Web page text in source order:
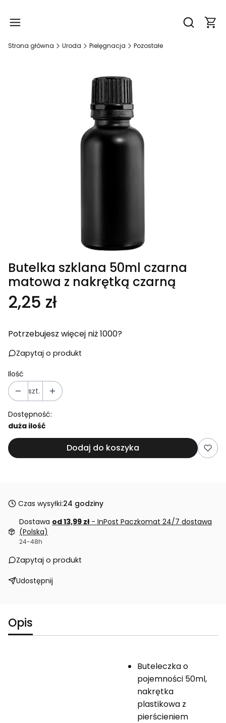
Otwórz
Strona główna Uroda Pielęgnacja Pozostałe
Butelka szklana 50ml czarna
matowa z nakrętką czarną
Cena
2,25 zł
Potrzebujesz więcej niż 1000?
Zapytaj o produkt
Ilość
szt.
Dostępność:
duża ilość
Dodaj do koszyka
Czas wysyłki:24 godziny
Dostawa od 13,99 zł - InPost Paczkomat 24/7 dostawa
(Polska)
24-48h
Zapytaj o produkt
Udostępnij
Opis
Buteleczka o
pojemności 50ml,
nakrętka
plastikowa z
pierścieniem